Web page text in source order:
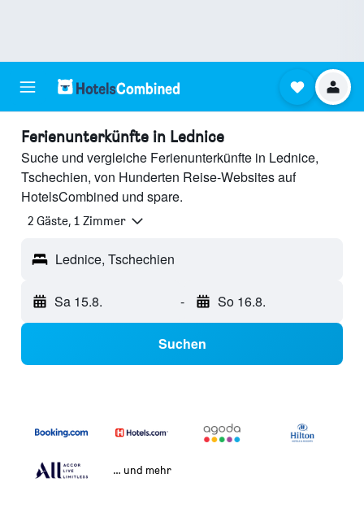
Ferienunterkünfte in Lednice
Suche und vergleiche Ferienunterkünfte in Lednice,
Tschechien, von Hunderten Reise-Websites auf
HotelsCombined und spare.
2 Gäste, 1 Zimmer
Lednice, Tschechien
Sa 15.8. - So 16.8.
Suchen
… und mehr